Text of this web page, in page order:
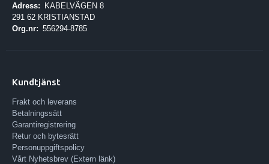
Adress:
KABELVÄGEN 8
291 62 KRISTIANSTAD
Org.nr: 556294-8785
Kundtjänst
Frakt och leverans
Betalningssätt
Garantiregistrering
Retur och bytesrätt
Personuppgiftspolicy
Vårt Nyhetsbrev (Extern länk)